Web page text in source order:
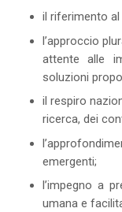
il riferimento
l’approccio
attente alle
soluzioni
il respiro
ricerca, dei
emergenti;
l’impegno a
umana e